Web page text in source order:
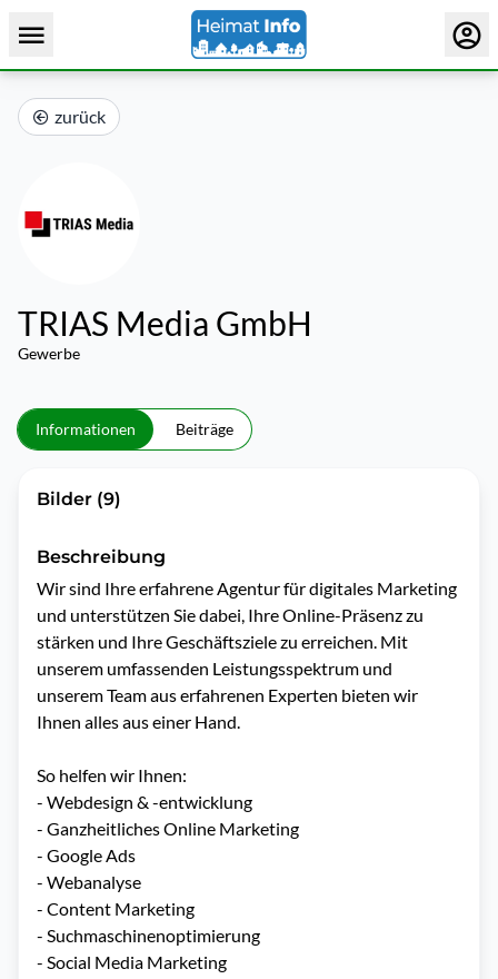
zurück
TRIAS Media GmbH
Gewerbe
Informationen Beiträge
Bilder (9)
Beschreibung
Wir sind Ihre erfahrene Agentur für digitales Marketing
und unterstützen Sie dabei, Ihre Online-Präsenz zu
stärken und Ihre Geschäftsziele zu erreichen. Mit
unserem umfassenden Leistungsspektrum und
unserem Team aus erfahrenen Experten bieten wir
Ihnen alles aus einer Hand.
So helfen wir Ihnen:
- Webdesign & -entwicklung
- Ganzheitliches Online Marketing
- Google Ads
- Webanalyse
- Content Marketing
- Suchmaschinenoptimierung
- Social Media Marketing